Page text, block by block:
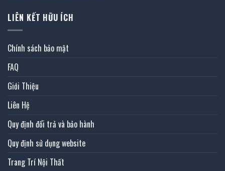
LIÊN KẾT HỮU ÍCH
Chính sách bảo mật
FAQ
Giới Thiệu
Liên Hệ
Quy định đổi trả và bảo hành
Quy định sử dụng website
Trang Trí Nội Thất